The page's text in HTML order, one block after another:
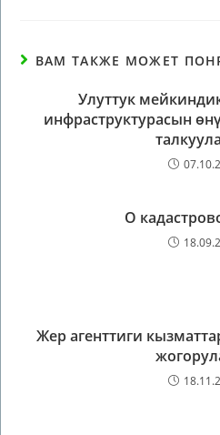
ВАМ ТАКЖЕ МОЖЕТ
Улуттук
инфраструктурасын
О
Жер агенттиги